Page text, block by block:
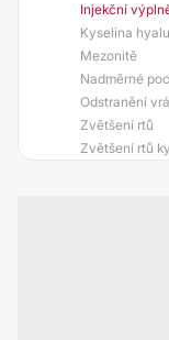
Injekční
Kyselina
Mezonitě
Nadměrné
Odstranění
Zvětšení rtů
Zvětšení rtů